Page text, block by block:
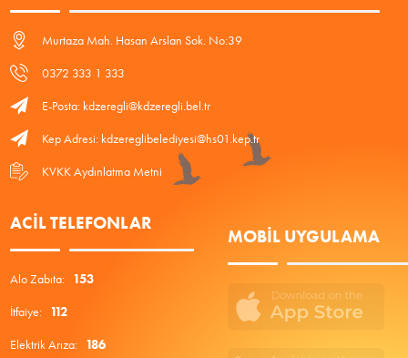
Murtaza Mah. Hasan Arslan Sok. No:39
0372 333 1 333
E-Posta: kdzeregli@kdzeregli.bel.tr
Kep Adresi: kdzereglibelediyesi@hs01.kep.tr
KVKK Aydınlatma Metni
ACIL TELEFONLAR
Alo Zabıta: 153
İtfaiye: 112
Elektrik Arıza: 186
MOBIL UYGULAMA